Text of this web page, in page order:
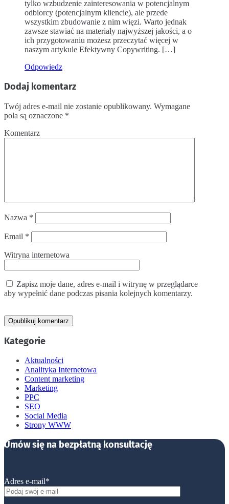
tylko wzbudzenie zainteresowania w potencjalnym
odbiorcy (potencjalnym kliencie), ale przede
wszystkim zbudowanie z nim więzi. Warto jednak
zawsze stawiać na materiały najwyższej jakości, a o
ich przygotowaniu możesz przeczytać więcej w
naszym artykule Efektywny Copywriting. […]
Odpowiedz
Dodaj komentarz
Twój adres e-mail nie zostanie opublikowany. Wymagane
pola są oznaczone *
Komentarz
Nazwa *
Email *
Witryna internetowa
Zapisz moje dane, adres e-mail i witrynę w przeglądarce
aby wypełnić dane podczas pisania kolejnych komentarzy.
Kategorie
Aktualności
Analityka Internetowa
Content marketing
Marketing
PPC
SEO
Social Media
Strony WWW
Umów się na bezpłatną konsultację
Adres e-mail*